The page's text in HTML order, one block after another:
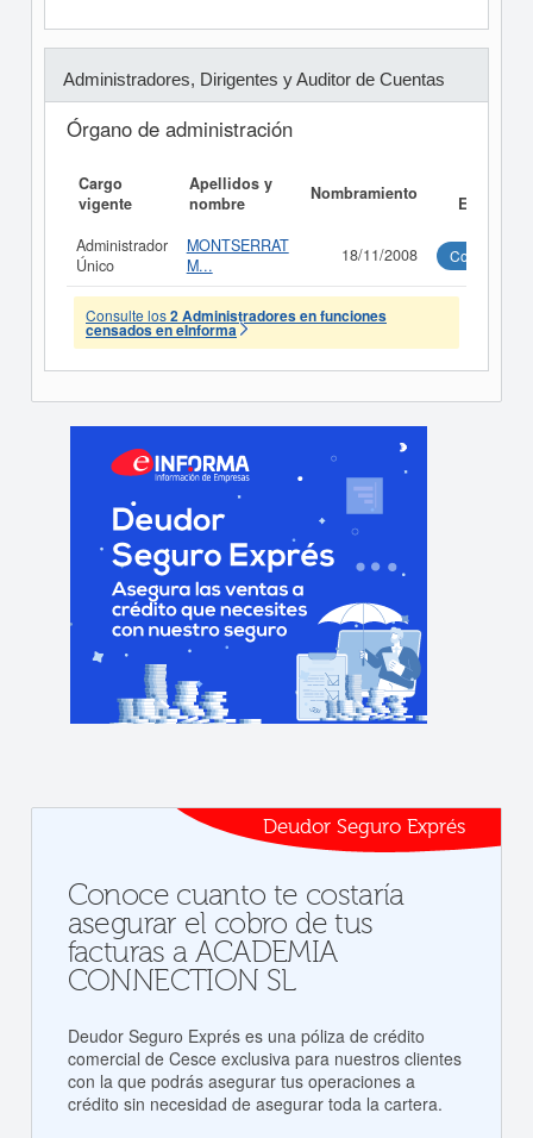
Administradores, Dirigentes y Auditor de Cuentas
Órgano de administración
Cargo
vigente
Apellidos y
nombre
Nombramiento
Ejecutivo
Administrador
Único
MONTSERRAT
M...
18/11/2008 Consultar
Consulte los2 Administradores en funciones
censados en eInforma
Deudor Seguro Exprés
Conoce cuanto te costaría
asegurar el cobro de tus
facturas a ACADEMIA
CONNECTION SL
Deudor Seguro Exprés es una póliza de crédito
comercial de Cesce exclusiva para nuestros clientes
con la que podrás asegurar tus operaciones a
crédito sin necesidad de asegurar toda la cartera.